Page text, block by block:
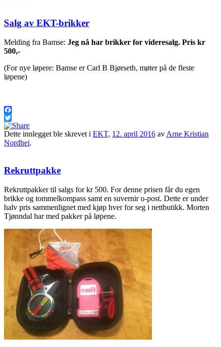
Salg av EKT-brikker
Melding fra Bamse: Jeg nå har brikker for videresalg. Pris kr
500,-
(For nye løpere: Bamse er Carl B Bjørseth, møter på de fleste
løpene)
Facebook
Twitter
Dette innlegget ble skrevet i EKT, 12. april 2016 av Arne Kristian
Nordhei.
Rekruttpakke
Rekruttpakker til salgs for kr 500. For denne prisen får du egen
brikke og tommelkompass samt en suvernir o-post. Dette er under
halv pris sammenlignet med kjøp hver for seg i nettbutikk. Morten
Tjønndal har med pakker på løpene.